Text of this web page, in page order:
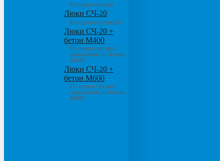
Из серого чугуна
Люки СЧ-20
Из серого чугуна 20
Люки СЧ-20 +
бетон М400
Из серого чугуна с
основанием из бетона
М400
Люки СЧ-20 +
бетон М600
Из серого чугуна с
основанием из бетона
М600